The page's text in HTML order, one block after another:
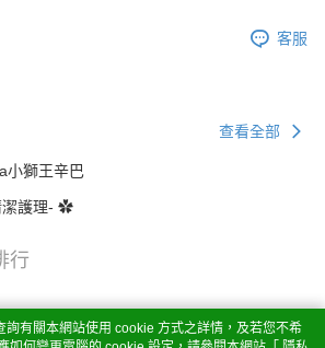
客服
查看全部
小獅王辛巴
護理- ✿
行
詢有關本網站使用 cookie 方式之詳情，及若您不希